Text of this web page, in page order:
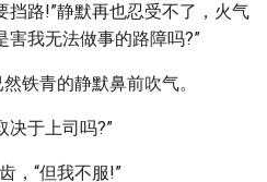
挡路!”静默再也忍受不了，火气
害我无法做事的路障吗?”
铁青的静默鼻前吹气。
决于上司吗?”
，“但我不服!”